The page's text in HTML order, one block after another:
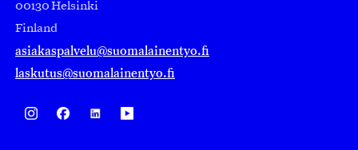
00130 Helsinki
Finland
asiakaspalvelu@suomalainentyo.fi
laskutus@suomalainentyo.fi